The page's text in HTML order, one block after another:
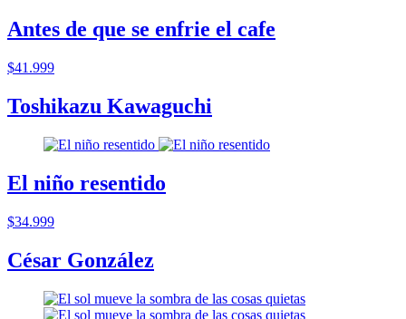
Antes de que se enfrie el cafe
$41.999
Toshikazu Kawaguchi
El niño resentido
$34.999
César González